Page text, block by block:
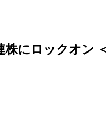
株にロックオン